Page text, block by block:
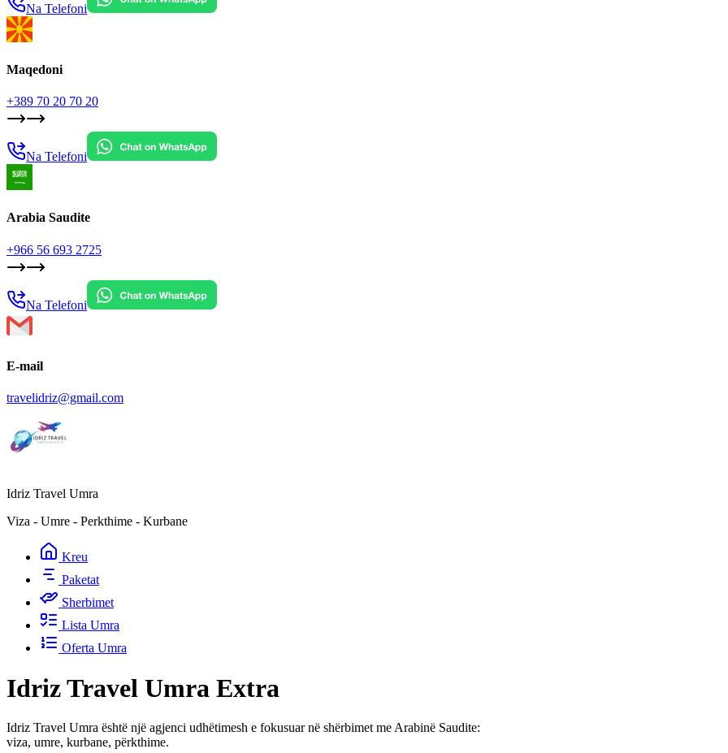
Na Telefoni
Maqedoni
+389 70 20 70 20
Na Telefoni
Arabia Saudite
+966 56 693 2725
Na Telefoni
E-mail
travelidriz@gmail.com
Idriz Travel Umra
Viza - Umre - Perkthime - Kurbane
Kreu
Paketat
Sherbimet
Lista Umra
Oferta Umra
Idriz Travel Umra Extra
Idriz Travel Umra është një agjenci udhëtimesh e fokusuar në shërbimet me Arabinë Saudite:
viza, umre, kurbane, përkthime.